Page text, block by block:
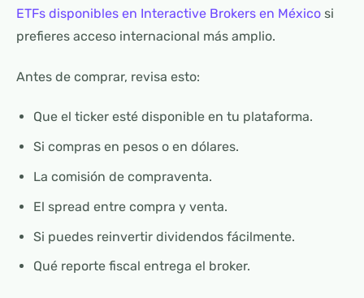
ETFs disponibles en Interactive Brokers en México si
prefieres acceso internacional más amplio.
Antes de comprar, revisa esto:
Que el ticker esté disponible en tu plataforma.
Si compras en pesos o en dólares.
La comisión de compraventa.
El spread entre compra y venta.
Si puedes reinvertir dividendos fácilmente.
Qué reporte fiscal entrega el broker.